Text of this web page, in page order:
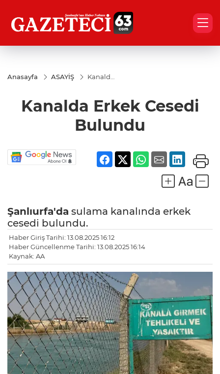
Anasayfa ASAYİŞ
Kanalda
Bulundu
Kanalda Erkek Cesedi
Bulundu
Şanlıurfa'da sulama kanalında erkek
cesedi bulundu.
Haber Giriş Tarihi: 13.08.2025 16:12
Haber Güncellenme Tarihi: 13.08.2025 16:14
Kaynak: AA